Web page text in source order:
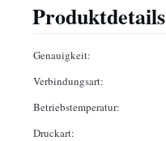
Produktdetails
Genauigkeit:
Verbindungsart:
Betriebstemperatur:
Druckart: